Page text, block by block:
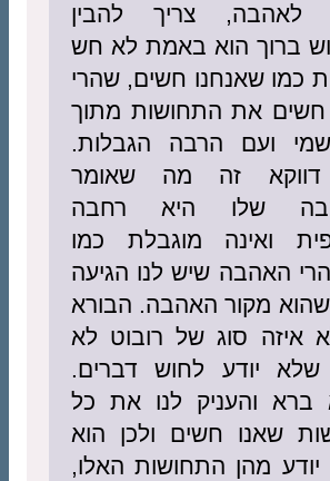
לאהבה, צריך להבין
ברוך הוא באמת לא חש
כמו שאנחנו חשים, שהרי
חשים את התחושות מתוך
ועם הרבה הגבלות.
זה מה שאומר
שלו היא רחבה
ואינה מוגבלת כמו
האהבה שיש לנו הגיעה
מקור האהבה. הבורא
איזה סוג של רובוט לא
שלא יודע לחוש דברים.
ברא והעניק לנו את כל
שאנו חשים ולכן הוא
יודע מהן התחושות האלו,